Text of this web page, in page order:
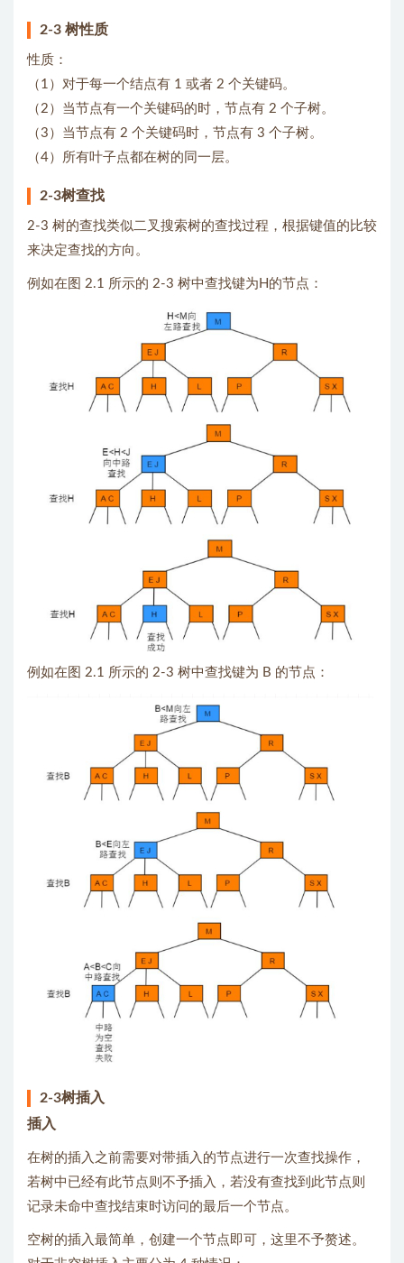
2-3 树性质
性质：
（1）对于每一个结点有 1 或者 2 个关键码。
（2）当节点有一个关键码的时，节点有 2 个子树。
（3）当节点有 2 个关键码时，节点有 3 个子树。
（4）所有叶子点都在树的同一层。
2-3树查找
2-3 树的查找类似二叉搜索树的查找过程，根据键值的比较
来决定查找的方向。
例如在图 2.1 所示的 2-3 树中查找键为H的节点：
例如在图 2.1 所示的 2-3 树中查找键为 B 的节点：
2-3树插入
插入
在树的插入之前需要对带插入的节点进行一次查找操作，
若树中已经有此节点则不予插入，若没有查找到此节点则
记录未命中查找结束时访问的最后一个节点。
空树的插入最简单，创建一个节点即可，这里不予赘述。